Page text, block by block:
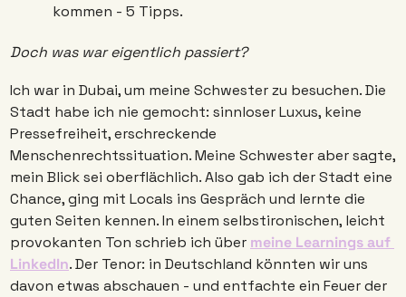
kommen - 5 Tipps.
Doch was war eigentlich passiert?
Ich war in Dubai, um meine Schwester zu besuchen. Die
Stadt habe ich nie gemocht: sinnloser Luxus, keine
Pressefreiheit, erschreckende
Menschenrechtssituation. Meine Schwester aber sagte,
mein Blick sei oberflächlich. Also gab ich der Stadt eine
Chance, ging mit Locals ins Gespräch und lernte die
guten Seiten kennen. In einem selbstironischen, leicht
provokanten Ton schrieb ich über meine Learnings auf
LinkedIn. Der Tenor: in Deutschland könnten wir uns
davon etwas abschauen - und entfachte ein Feuer der